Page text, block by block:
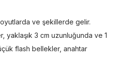
ve şekillerde gelir.
yaklaşık 3 cm uzunluğunda ve 1
flash bellekler, anahtar